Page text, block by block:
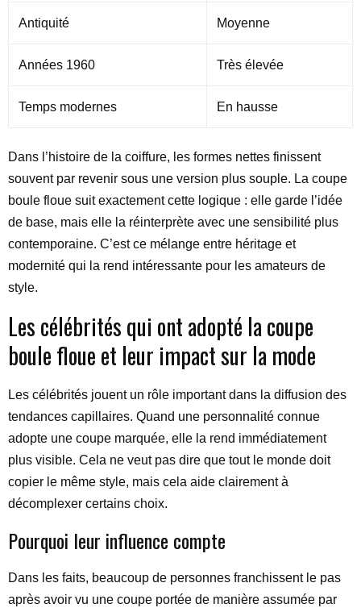
Antiquité Moyenne
Années 1960 Très élevée
Temps modernes En hausse
Dans l’histoire de la coiffure, les formes nettes finissent
souvent par revenir sous une version plus souple. La coupe
boule floue suit exactement cette logique : elle garde l’idée
de base, mais elle la réinterprète avec une sensibilité plus
contemporaine. C’est ce mélange entre héritage et
modernité qui la rend intéressante pour les amateurs de
style.
Les célébrités qui ont adopté la coupe
boule floue et leur impact sur la mode
Les célébrités jouent un rôle important dans la diffusion des
tendances capillaires. Quand une personnalité connue
adopte une coupe marquée, elle la rend immédiatement
plus visible. Cela ne veut pas dire que tout le monde doit
copier le même style, mais cela aide clairement à
décomplexer certains choix.
Pourquoi leur influence compte
Dans les faits, beaucoup de personnes franchissent le pas
après avoir vu une coupe portée de manière assumée par